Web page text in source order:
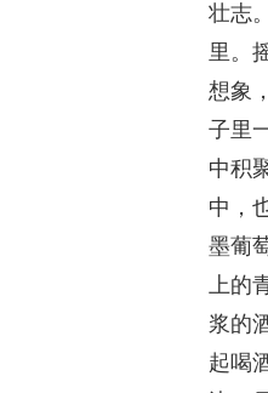
壮志
里。
想象
子里
中积
中，
墨葡
上的
浆的
起喝